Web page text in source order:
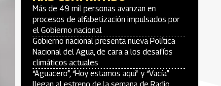
Más de 49 mil personas avanzan en
procesos de alfabetización impulsados por
el Gobierno nacional
Gobierno nacional presenta nueva Política
Nacional del Agua, de cara a los desafíos
climáticos actuales
“Aguacero”, “Hoy estamos aquí” y “Vacía”